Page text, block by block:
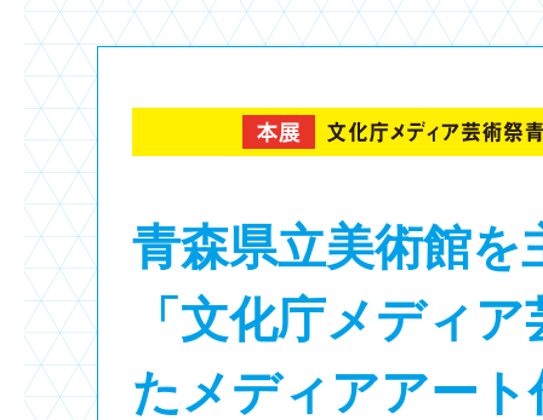
青森県立美術館を
「文化庁メディ
たメディアアー